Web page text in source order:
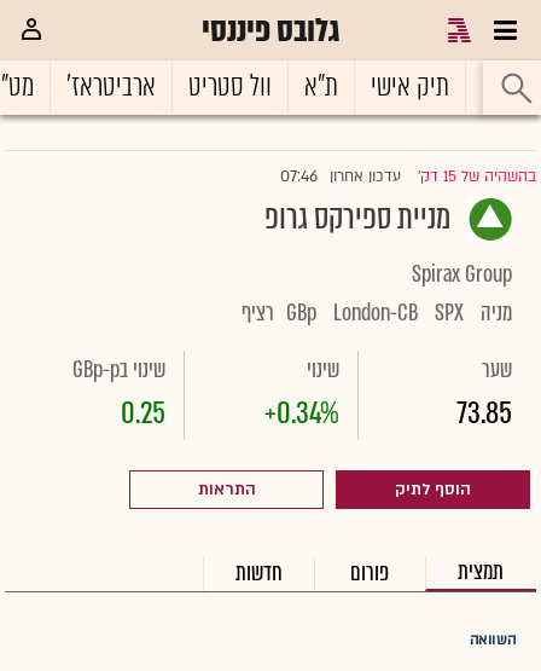
גלובס פיננסי
ראשי תיק אישי ת"א וול סטריט ארביטראז'
בהשהיה של 15 דק' |עדכון אחרון 07:46
מניית ספירקס גרופ
Spirax Group
מניה SPX
London-CB
GBp רציף
שער
73.85
שינוי
+0.34%
שינוי בGBp-p
0.25
הוסף לתיק התראות
תמצית פורום חדשות
השוואה